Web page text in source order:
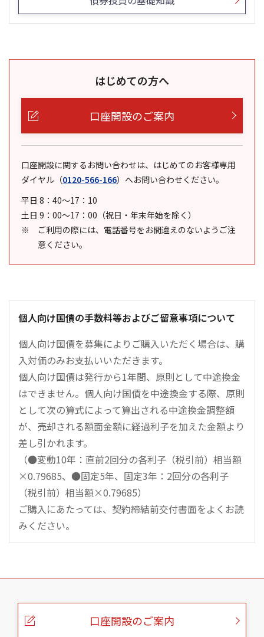
はじめての方へ
口座開設のご案内
口座開設に関するお問い合わせは、はじめてのお客様専用
ダイヤル （0120-566-166） へお問い合わせください。
平日 8：40～17：10
土日 9：00～17：00（祝日・年末年始を除く）
ご利用の際には、電話番号をお間違えのないようご注
意ください。
個人向け国債の手数料等およびご留意事項について
個人向け国債を募集によりご購入いただく場合は、購
入対価のみお支払いいただきます。
個人向け国債は発行から1年間、原則として中途換金
はできません。個人向け国債を中途換金する際、原則
として次の算式によって算出される中途換金調整額
が、売却される額面金額に経過利子を加えた金額より
差し引かれます。
（●変動10年：直前2回分の各利子（税引前）相当額
×0.79685、●固定5年、固定3年：2回分の各利子
（税引前）相当額×0.79685）
ご購入にあたっては、契約締結前交付書面をよくお読
みください。
こ
口座開設のご案内